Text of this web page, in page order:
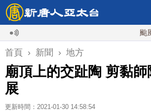
颱風白海
首頁 › 新聞 › 地方
廟頂上的交趾陶 剪黏
展
更新時間：2021-01-30 14:58:54